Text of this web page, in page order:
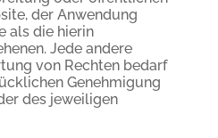
der Anwendung
als die hierin
Jede andere
von Rechten bedarf
Genehmigung
des jeweiligen